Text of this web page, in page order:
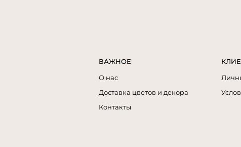
ВАЖНОЕ
О нас
Доставка цветов и декора
Контакты